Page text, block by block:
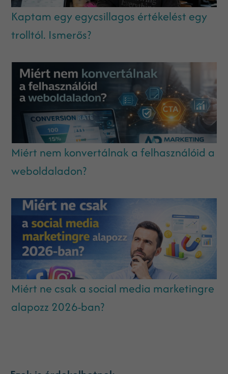
Kaptam egy egycsillagos értékelést egy
trolltól. Ismerős?
Miért nem konvertálnak a felhasználóid a
weboldaladon?
Miért ne csak a social media marketingre
alapozz 2026-ban?